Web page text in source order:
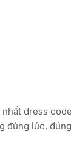
dress
đúng lúc,